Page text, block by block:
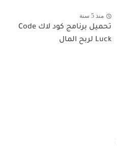
منذ 5 سنة
تحميل برنامج كود لاك Code
Luck لربح المال